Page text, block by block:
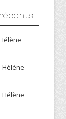
Hélène
Hélène